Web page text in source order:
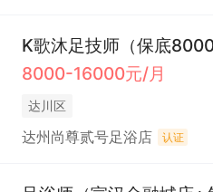
8000-16000元/月
达川区
达州尚尊贰号足浴店 认证